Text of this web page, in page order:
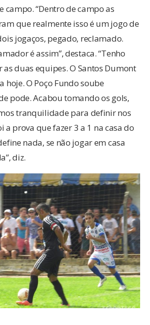
campo. “Dentro de campo as
que realmente isso é um jogo de
jogaços, pegado, reclamado.
é assim”, destaca. “Tenho
duas equipes. O Santos Dumont
hoje. O Poço Fundo soube
pode. Acabou tomando os gols,
tranquilidade para definir nos
a prova que fazer 3 a 1 na casa do
nada, se não jogar em casa
diz.